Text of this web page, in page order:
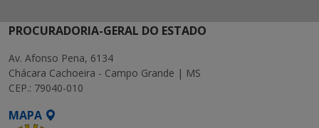
PROCURADORIA-GERAL DO ESTADO
Av. Afonso Pena, 6134
Chácara Cachoeira - Campo Grande | MS
CEP.: 79040-010
MAPA